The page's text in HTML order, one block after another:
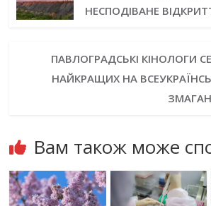
НЕСПОДІВАНЕ
ПАВЛОГРАДСЬКІ КІНОЛОГИ
НАЙКРАЩИХ НА
Вам також може